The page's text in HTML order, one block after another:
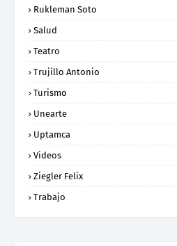
Rukleman Soto
Salud
Teatro
Trujillo Antonio
Turismo
Unearte
Uptamca
Videos
Ziegler Felix
Trabajo